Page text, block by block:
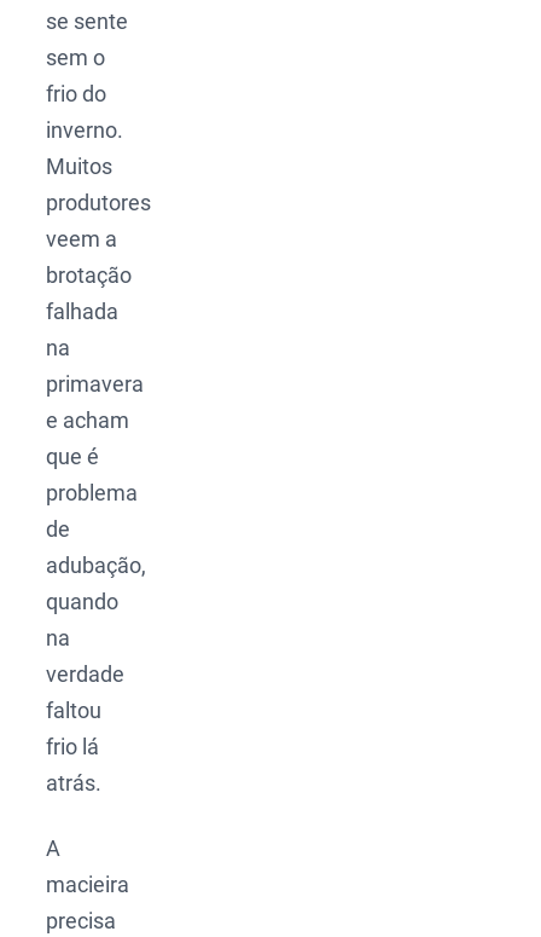
se sente
sem o
frio do
inverno.
Muitos
produtores
veem a
brotação
falhada
na
primavera
e acham
que é
problema
de
adubação,
quando
na
verdade
faltou
frio lá
atrás.
A
macieira
precisa